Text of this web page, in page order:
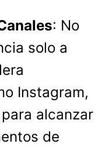
: No
solo a
Instagram,
alcanzar
de